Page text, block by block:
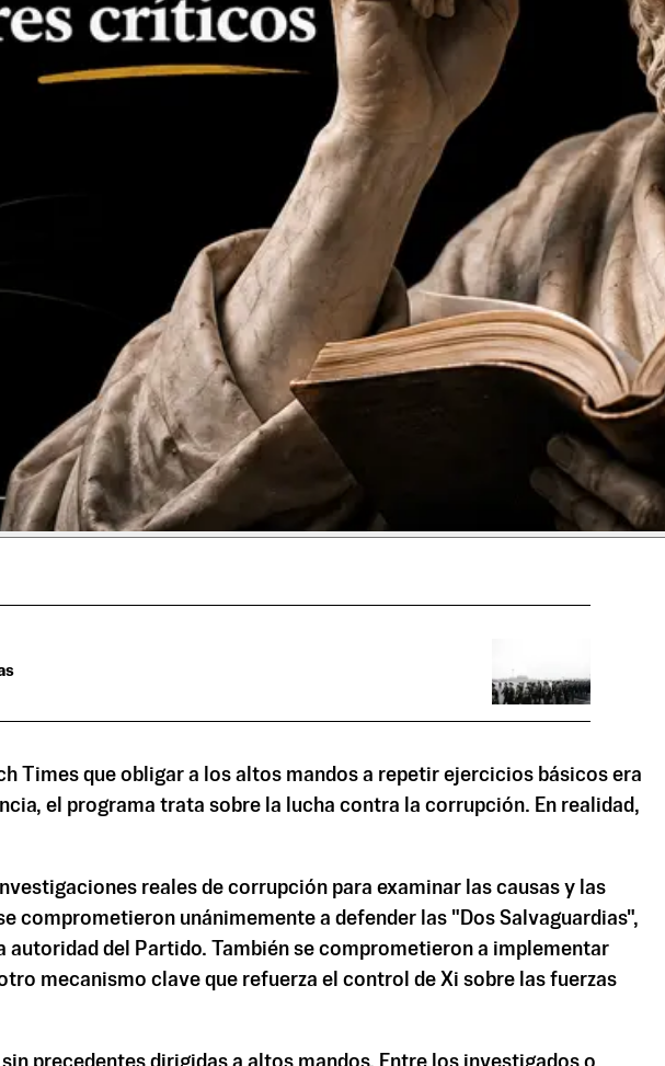
Times que obligar a los altos mandos a repetir ejercicios básicos era
el programa trata sobre la lucha contra la corrupción. En realidad,
reales de corrupción para examinar las causas y las
comprometieron unánimemente a defender las "Dos Salvaguardias",
autoridad del Partido. También se comprometieron a implementar
mecanismo clave que refuerza el control de Xi sobre las fuerzas